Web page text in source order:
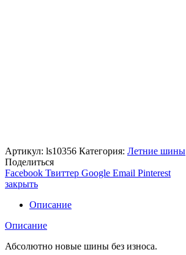
Артикул: ls10356 Категория: Летние шины
Поделиться
Facebook Твиттер Google Email Pinterest
закрыть
Описание
Описание
Абсолютно новые шины без износа.